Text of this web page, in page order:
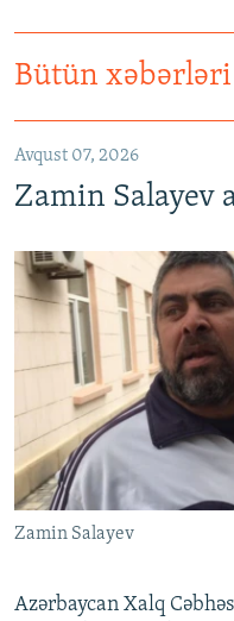
Bütün
Avqust 07, 2026
Zamin Salayev
Zamin Salayev
Azərbaycan Xalq